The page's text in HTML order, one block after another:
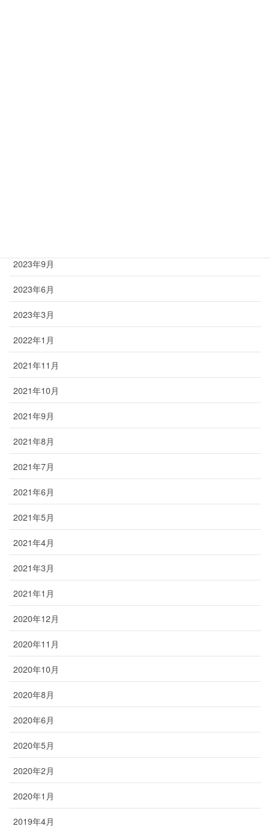
2023年9月
2023年6月
2023年3月
2022年1月
2021年11月
2021年10月
2021年9月
2021年8月
2021年7月
2021年6月
2021年5月
2021年4月
2021年3月
2021年1月
2020年12月
2020年11月
2020年10月
2020年8月
2020年6月
2020年5月
2020年2月
2020年1月
2019年4月